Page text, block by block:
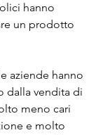
hanno
un prodotto
aziende hanno
dalla vendita di
meno cari
e molto